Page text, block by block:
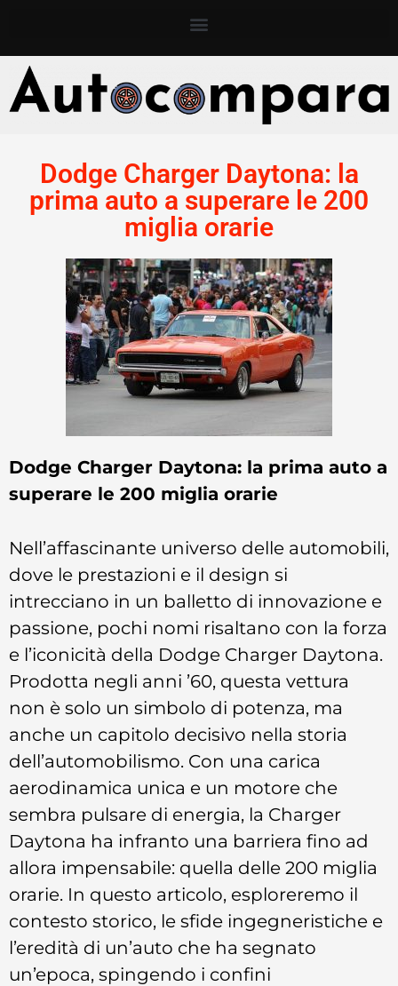
Dodge Charger Daytona: la
prima auto a superare le 200
miglia orarie
Dodge Charger Daytona: la prima auto a
superare le 200 miglia orarie
Nell’affascinante universo delle automobili,
dove le prestazioni e il design si
intrecciano in un balletto di innovazione e
passione, pochi nomi risaltano con la forza
e l’iconicità della Dodge Charger Daytona.
Prodotta negli anni ’60, questa vettura
non è solo un simbolo di potenza, ma
anche un capitolo decisivo nella storia
dell’automobilismo. Con una carica
aerodinamica unica e un motore che
sembra pulsare di energia, la Charger
Daytona ha infranto una barriera fino ad
allora impensabile: quella delle 200 miglia
orarie. In questo articolo, esploreremo il
contesto storico, le sfide ingegneristiche e
l’eredità di un’auto che ha segnato
un’epoca, spingendo i confini